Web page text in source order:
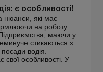
є особливості!
нюанси, які має
на роботу
маючи у
стикаються з
водія.
свої особливості. У